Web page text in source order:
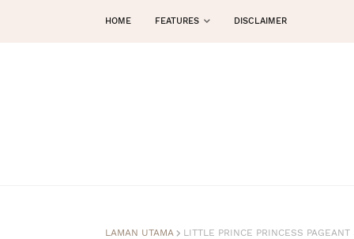
HOME FEATURES DISCLAIMER
LAMAN UTAMA LITTLE PRINCE PRINCESS PAGEANT